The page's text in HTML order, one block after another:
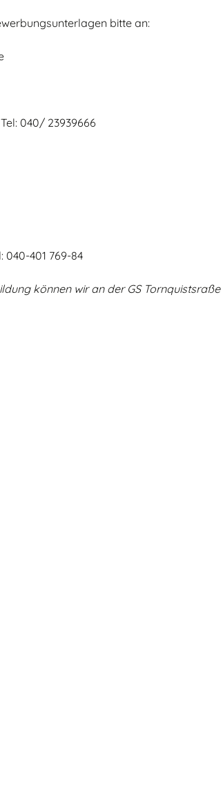
Ganztagsbetreuung
GBS-Ausschuss
bitte an:
040/ 23939666
040-401 769-84
können wir an der GS Tornquistsraße